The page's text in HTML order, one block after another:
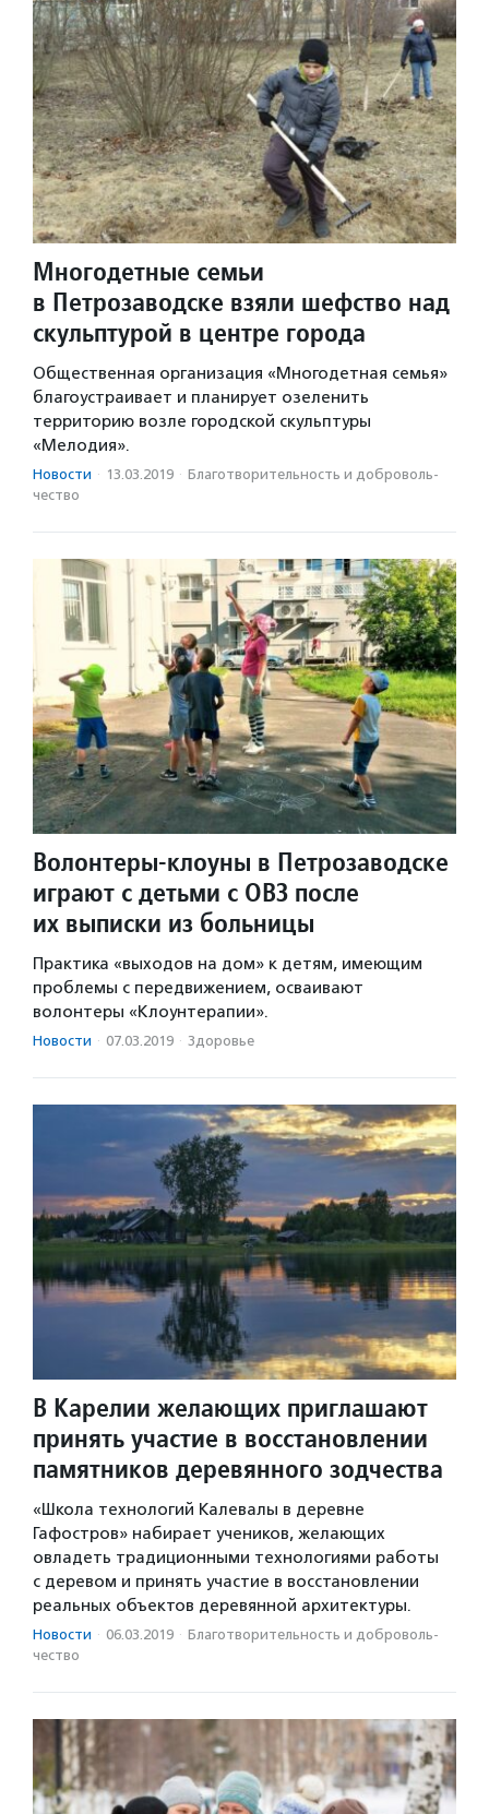
Многодетные семьи
в Петрозаводске взяли шефство над
скульптурой в центре города
Общественная организация «Многодетная семья»
благоустраивает и планирует озеленить
территорию возле городской скульптуры
«Мелодия».
Новости · 13.03.2019 · Благотвори­тель­ность и доброволь­
чест­во
Волонтеры-клоуны в Петрозаводске
играют с детьми с ОВЗ после
их выписки из больницы
Практика «выходов на дом» к детям, имеющим
проблемы с передвижением, осваивают
волонтеры «Клоунтерапии».
Новости · 07.03.2019 · Здоровье
В Карелии желающих приглашают
принять участие в восстановлении
памятников деревянного зодчества
«Школа технологий Калевалы в деревне
Гафостров» набирает учеников, желающих
овладеть традиционными технологиями работы
с деревом и принять участие в восстановлении
реальных объектов деревянной архитектуры.
Новости · 06.03.2019 · Благотвори­тель­ность и доброволь­
чест­во